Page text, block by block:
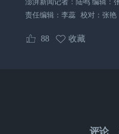
澎湃新闻记者：陆鸣 编辑：
责任编辑： 李蕊 校对： 张艳
88 收藏
评论